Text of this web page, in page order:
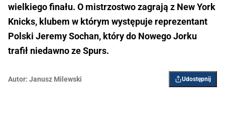
wielkiego finału. O mistrzostwo zagrają z New York
Knicks, klubem w którym występuje reprezentant
Polski Jeremy Sochan, który do Nowego Jorku
trafił niedawno ze Spurs.
Autor: Janusz Milewski Udostępnij